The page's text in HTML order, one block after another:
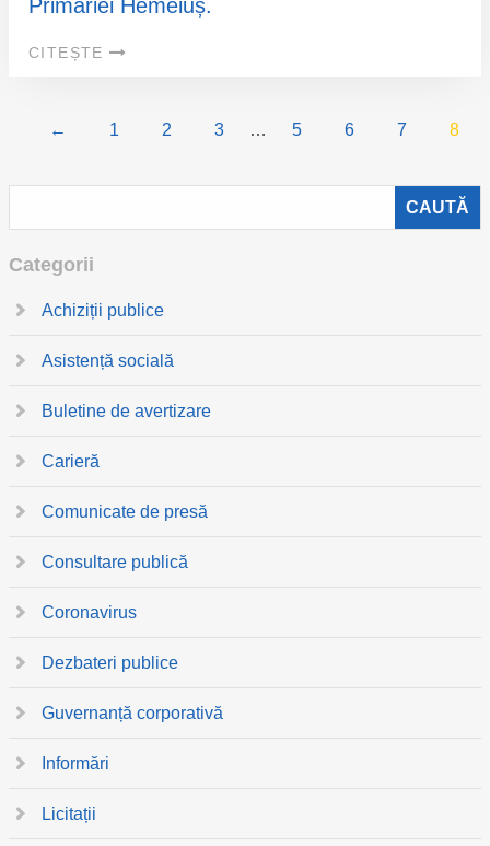
Primăriei Hemeiuș.
CITEȘTE
← 1 2 3 … 5 6 7 8
Categorii
Achiziții publice
Asistență socială
Buletine de avertizare
Carieră
Comunicate de presă
Consultare publică
Coronavirus
Dezbateri publice
Guvernanță corporativă
Informări
Licitații